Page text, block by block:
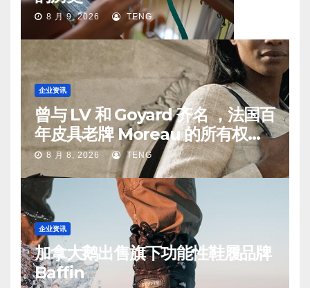
8 月 9, 2026 TENG
企业资讯
曾与 LV 和 Goyard 齐名 ，法国百
年皮具老牌 Moreau 的所有权易
手8 月 8, 2026 TENG
企业资讯
加拿大鹅出售旗下功能性鞋履品牌
Baffin